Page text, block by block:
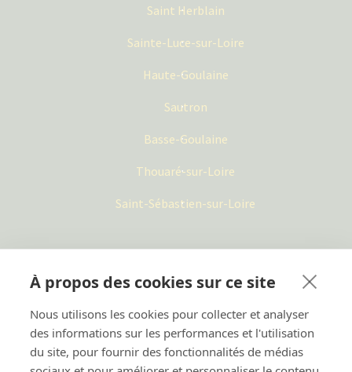
À propos des cookies sur ce site
Nous utilisons les cookies pour collecter et analyser
des informations sur les performances et l'utilisation
du site, pour fournir des fonctionnalités de médias
Saint Herblain
Sainte-Luce-sur-Loire
Haute-Goulaine
Sautron
Basse-Goulaine
Thouaré-sur-Loire
Saint-Sébastien-sur-Loire
Mes Jardiniers
2 rue Robert le Ricolais,
44300 Nantes
02 57 180 180